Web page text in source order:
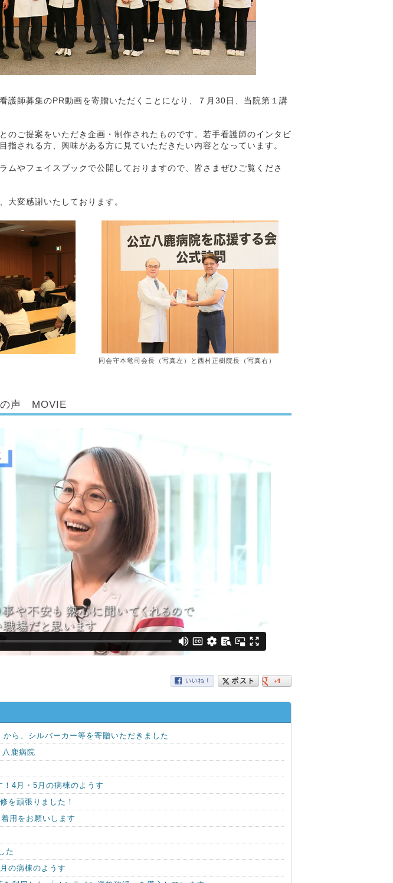
護師募集のPR動画を寄贈いただくことになり、７月30日、当院第１講
のご提案をいただき企画・制作されたものです。若手看護師のインタビ
指される方、興味がある方に見ていただきたい内容となっています。
ムやフェイスブックで公開しておりますので、皆さまぜひご覧くださ
大変感謝いたしております。
同会守本竜司会長（写真左）と西村正樹院長（写真右）
声 MOVIE
から、シルバーカー等を寄贈いただきました
鹿病院
4月・5月の病棟のようす
を頑張りました！
用をお願いします
た
の病棟のようす